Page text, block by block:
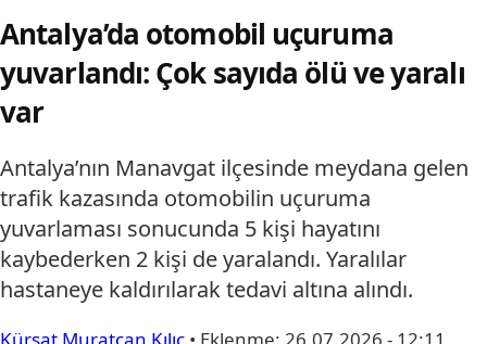
Antalya’da otomobil uçuruma
yuvarlandı: Çok sayıda ölü ve yaralı
var
Antalya’nın Manavgat ilçesinde meydana gelen
trafik kazasında otomobilin uçuruma
yuvarlaması sonucunda 5 kişi hayatını
kaybederken 2 kişi de yaralandı. Yaralılar
hastaneye kaldırılarak tedavi altına alındı.